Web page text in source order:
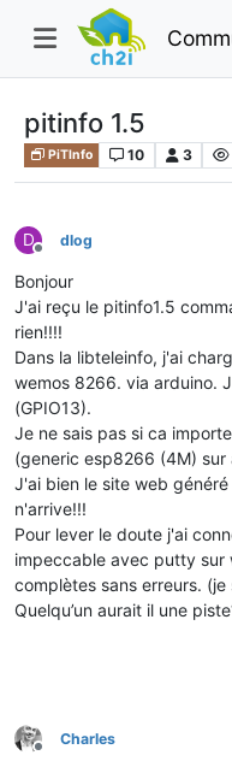
pitinfo 1.5
PiTInfo 10 3
D
Offline
dlog
Bonjour
J'ai reçu le pitinfo1.5
rien!!!!
Dans la libteleinfo, j'ai
wemos 8266. via arduino.
(GPIO13).
Je ne sais pas si ca
(generic esp8266 (4M) sur
J'ai bien le site web
n'arrive!!!
Pour lever le doute j'ai
impeccable avec putty sur
complètes sans erreurs.
Quelqu’un aurait il une
Offline
Charles